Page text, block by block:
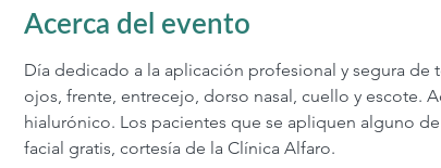
Acerca del evento
Día dedicado a la aplicación profesional y segura
ojos, frente, entrecejo, dorso nasal, cuello y escote.
hialurónico. Los pacientes que se apliquen alguno
facial gratis, cortesía de la Clínica Alfaro.